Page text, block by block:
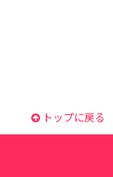
トップに戻る